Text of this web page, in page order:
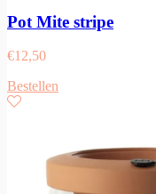
Pot Mite stripe
€12,50
Bestellen